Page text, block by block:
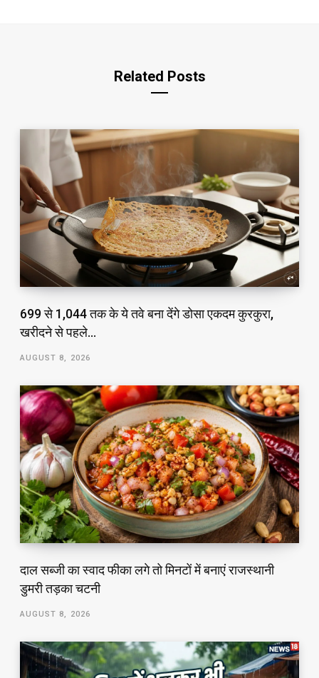
Related Posts
₹699 से ₹1,044 तक के ये तवे बना देंगे डोसा एकदम कुरकुरा,
खरीदने से पहले…
AUGUST 8, 2026
दाल सब्जी का स्वाद फीका लगे तो मिनटों में बनाएं राजस्थानी
डुमरी तड़का चटनी
AUGUST 8, 2026